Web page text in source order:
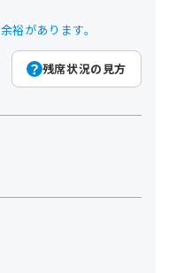
裕があります。
残席状況の見方